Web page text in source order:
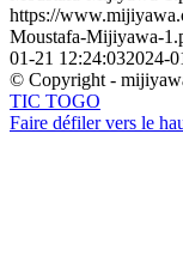
https://
Moustafa-Mijiyawa-
01-21 12:24:032024-
© Copyright -
TIC TOGO
Faire défiler vers le